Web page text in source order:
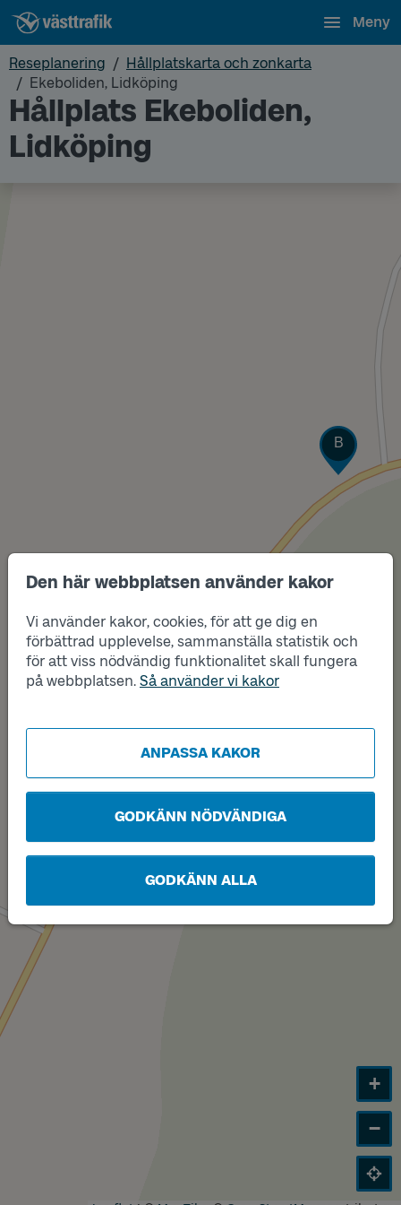
Den här webbplatsen använder kakor
Vi använder kakor, cookies, för att ge dig en
förbättrad upplevelse, sammanställa statistik och
för att viss nödvändig funktionalitet skall fungera
på webbplatsen. Så använder vi kakor
ANPASSA KAKOR
GODKÄNN NÖDVÄNDIGA
GODKÄNN ALLA
Meny
Reseplanering
Hållplatskarta och zonkarta
Ekeboliden, Lidköping
Hållplats Ekeboliden,
Lidköping
Läge
B
+
−